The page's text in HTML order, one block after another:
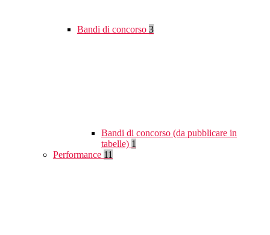
Bandi di concorso 3
Bandi di concorso (da pubblicare in
tabelle) 1
Performance 11